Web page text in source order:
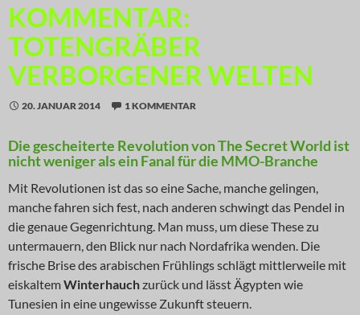
KOMMENTAR:
TOTENGRÄBER
VERBORGENER WELTEN
20. JANUAR 2014 1 KOMMENTAR
Die gescheiterte Revolution von The Secret World ist
nicht weniger als ein Fanal für die MMO-Branche
Mit Revolutionen ist das so eine Sache, manche gelingen,
manche fahren sich fest, nach anderen schwingt das Pendel in
die genaue Gegenrichtung. Man muss, um diese These zu
untermauern, den Blick nur nach Nordafrika wenden. Die
frische Brise des arabischen Frühlings schlägt mittlerweile mit
eiskaltemWinterhauchzurück und lässt Ägypten wie
Tunesien in eine ungewisse Zukunft steuern.